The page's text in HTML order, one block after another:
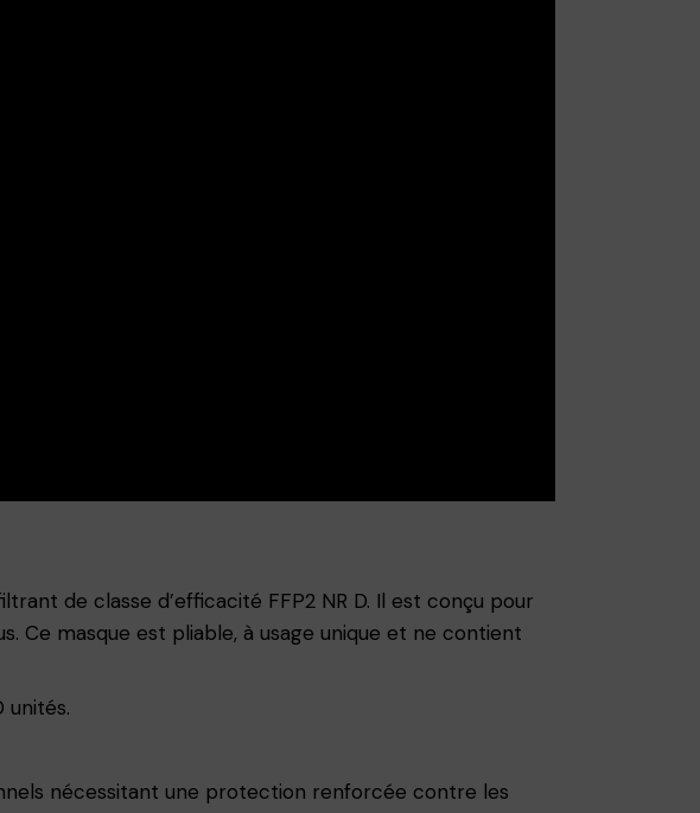
de classe d’efficacité FFP2 NR D. Il est conçu pour
Ce masque est pliable, à usage unique et ne contient
unités.
nécessitant une protection renforcée contre les